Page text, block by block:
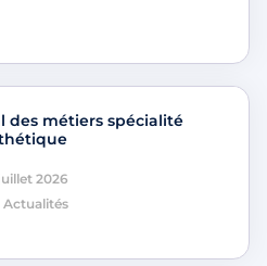
des métiers spécialité
2026
Actualités